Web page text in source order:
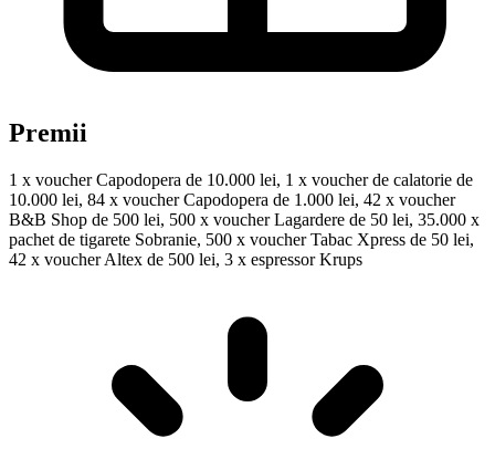
Premii
1 x voucher Capodopera de 10.000 lei, 1 x voucher de calatorie de
10.000 lei, 84 x voucher Capodopera de 1.000 lei, 42 x voucher
B&B Shop de 500 lei, 500 x voucher Lagardere de 50 lei, 35.000 x
pachet de tigarete Sobranie, 500 x voucher Tabac Xpress de 50 lei,
42 x voucher Altex de 500 lei, 3 x espressor Krups